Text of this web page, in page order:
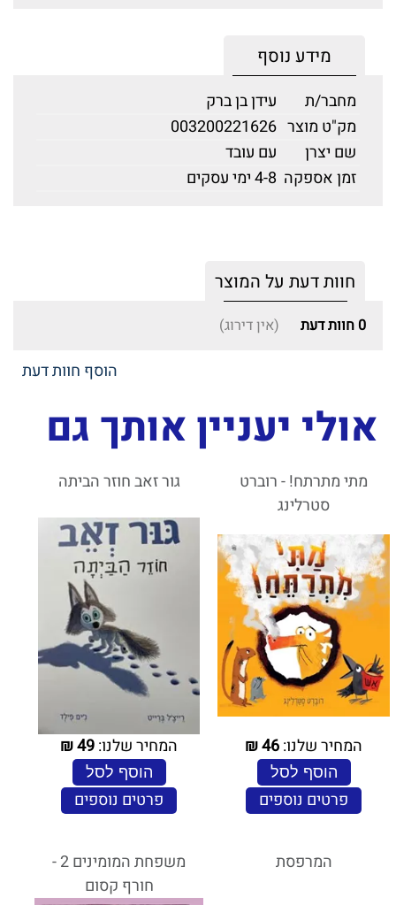
מידע נוסף
מחבר/ת
עידן בן ברק
מק"ט מוצר 003200221626
שם יצרן
עם עובד
זמן אספקה 4-8 ימי עסקים
חוות דעת על המוצר
0 חוות דעת (אין דירוג)
הוסף חוות דעת
אולי יעניין אותך גם
מתי מתרתח! - רוברט
סטרלינג
המחיר שלנו:46
₪
הוסף לסל
פרטים נוספים
גור זאב חוזר הביתה
המחיר שלנו:49
₪
הוסף לסל
פרטים נוספים
המרפסת
משפחת המומינים 2 -
חורף קסום